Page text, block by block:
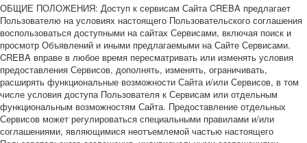
ОБЩИЕ ПОЛОЖЕНИЯ: Доступ к сервисам Сайта CREBA предлагает
Пользователю на условиях настоящего Пользовательского соглашения
воспользоваться доступными на сайтах Сервисами, включая поиск и
просмотр Объявлений и иными предлагаемыми на Сайте Сервисами.
CREBA вправе в любое время пересматривать или изменять условия
предоставления Сервисов, дополнять, изменять, ограничивать,
расширять функциональные возможности Сайта и/или Сервисов, в том
числе условия доступа Пользователя к Сервисам или отдельным
функциональным возможностям Сайта. Предоставление отдельных
Сервисов может регулироваться специальными правилами и/или
соглашениями, являющимися неотъемлемой частью настоящего